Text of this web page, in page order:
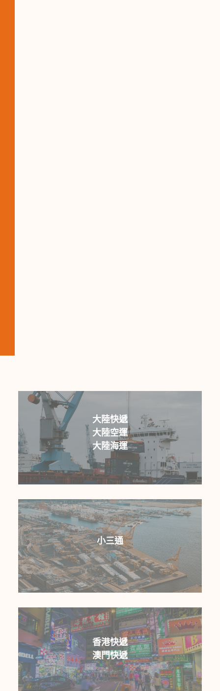
大陸快遞
大陸空運
大陸海運
寄送項目：衣服寄大陸，化妝品寄大陸，面膜寄
大陸，奶粉寄大陸，保健品寄大陸, 高粱酒寄大
陸, 經書寄大陸，藥品寄大陸，私人行李等
小三通
貨運計費方式是按公斤數和品名之類別來決定，
並且是包稅，詢價時要有正確的貨物品名或者照
片提供本公司參考，非同質性產品請勿混裝。
香港快遞
澳門快遞